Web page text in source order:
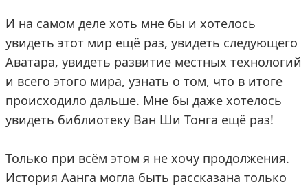
И на самом деле хоть мне бы и хотелось
увидеть этот мир ещё раз, увидеть следующего
Аватара, увидеть развитие местных технологий
и всего этого мира, узнать о том, что в итоге
происходило дальше. Мне бы даже хотелось
увидеть библиотеку Ван Ши Тонга ещё раз!
Только при всём этом я не хочу продолжения.
История Аанга могла быть рассказана только